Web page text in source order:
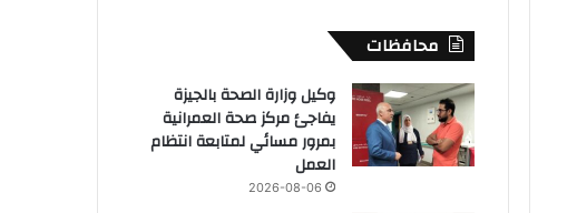
محافظات
وكيل وزارة الصحة بالجيزة
يفاجئ مركز صحة العمرانية
بمرور مسائي لمتابعة انتظام
العمل
2026-08-06